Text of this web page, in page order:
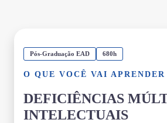
Pós-Graduação EAD 680h
O QUE VOCÊ VAI APRENDER
DEFICIÊNCIAS
INTELECTUAIS